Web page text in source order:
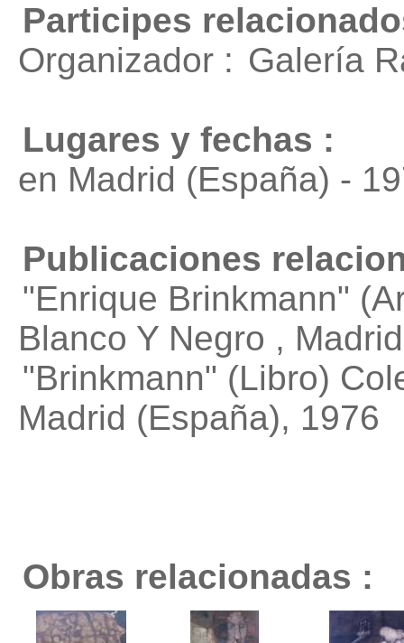
Participes
Organizador : Galería
Lugares y fechas :
en Madrid (España) -
Publicaciones
"Enrique Brinkmann"
Blanco Y Negro ,
"Brinkmann" (Libro)
Madrid (España), 1976
Obras relacionadas :